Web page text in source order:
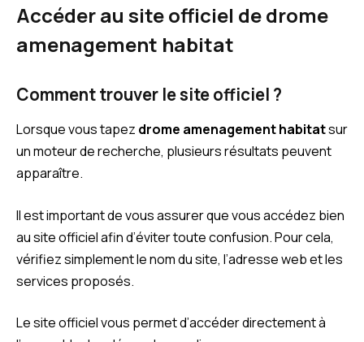
Accéder au site officiel de drome
amenagement habitat
Comment trouver le site officiel ?
Lorsque vous tapez drome amenagement habitatsur
un moteur de recherche, plusieurs résultats peuvent
apparaître.
Il est important de vous assurer que vous accédez bien
au site officiel afin d’éviter toute confusion. Pour cela,
vérifiez simplement le nom du site, l’adresse web et les
services proposés.
Le site officiel vous permet d’accéder directement à